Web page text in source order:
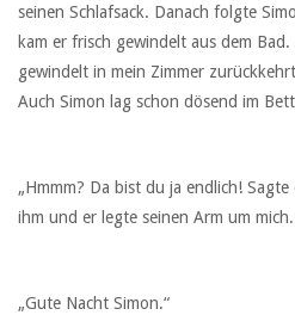
seinen Schlafsack. Danach folgte
kam er frisch gewindelt aus dem
gewindelt in mein Zimmer
Auch Simon lag schon dösend im
„Hmmm? Da bist du ja endlich!
ihm und er legte seinen Arm um mich.
„Gute Nacht Simon.“